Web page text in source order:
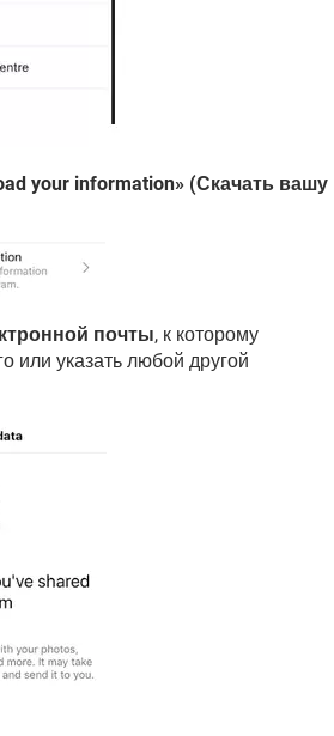
your information» (Скачать вашу
почты, к которому
или указать любой другой